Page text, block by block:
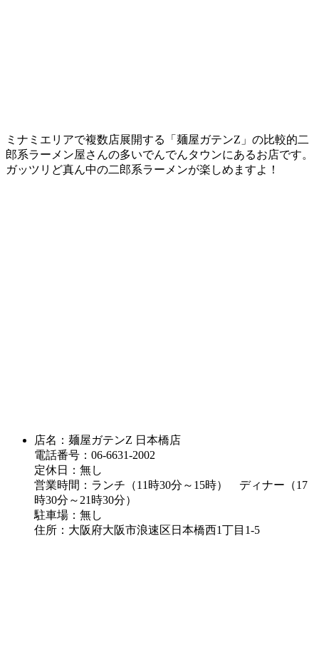
ミナミエリアで複数店展開する「麺屋ガテンZ」の比較的二
郎系ラーメン屋さんの多いでんでんタウンにあるお店です。
ガッツリど真ん中の二郎系ラーメンが楽しめますよ！
店名：麺屋ガテンZ 日本橋店
電話番号：06-6631-2002
定休日：無し
営業時間：ランチ（11時30分～15時） ディナー（17
時30分～21時30分）
駐車場：無し
住所：大阪府大阪市浪速区日本橋西1丁目1-5